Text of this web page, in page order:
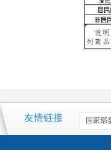
友情链接